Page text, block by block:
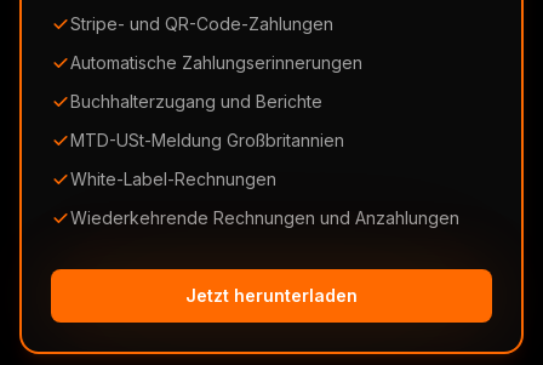
Stripe- und QR-Code-Zahlungen
Automatische Zahlungserinnerungen
Buchhalterzugang und Berichte
MTD-USt-Meldung Großbritannien
White-Label-Rechnungen
Wiederkehrende Rechnungen und Anzahlungen
Jetzt herunterladen